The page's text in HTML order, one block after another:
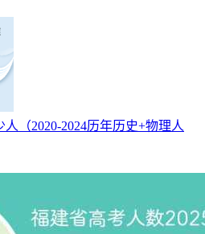
（2020-2024历年历史+物理人